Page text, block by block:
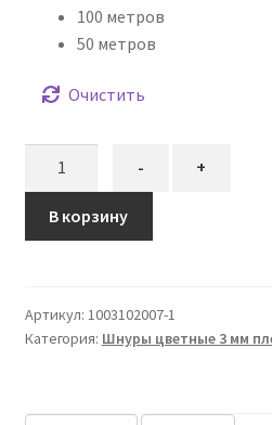
100 метров
50 метров
Очистить
Шнур
плетёный
зелёный
с
- +
В корзину
Артикул: 1003102007-1
Категория: Шнуры цветные 3 мм